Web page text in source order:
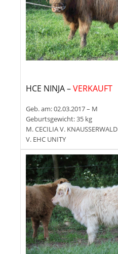
HCE NINJA –VERKAUFT
Geb. am: 02.03.2017 – M
Geburtsgewicht: 35 kg
M. CECILIA V. KNAUSSERWALD
V. EHC UNITY